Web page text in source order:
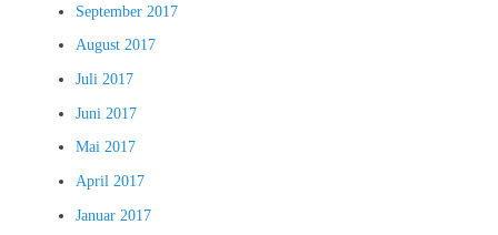
September 2017
August 2017
Juli 2017
Juni 2017
Mai 2017
April 2017
Januar 2017